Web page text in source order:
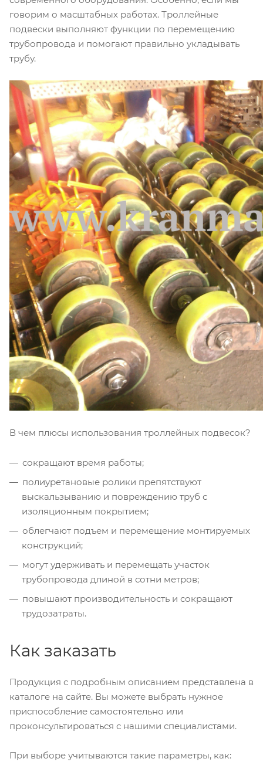
говорим о масштабных работах. Троллейные
подвески выполняют функции по перемещению
трубопровода и помогают правильно укладывать
трубу.
В чем плюсы использования троллейных подвесок?
сокращают время работы;
полиуретановые ролики препятствуют
выскальзыванию и повреждению труб с
изоляционным покрытием;
облегчают подъем и перемещение монтируемых
конструкций;
могут удерживать и перемещать участок
трубопровода длиной в сотни метров;
повышают производительность и сокращают
трудозатраты.
Как заказать
Продукция с подробным описанием представлена в
каталоге на сайте. Вы можете выбрать нужное
приспособление самостоятельно или
проконсультироваться с нашими специалистами.
При выборе учитываются такие параметры, как: